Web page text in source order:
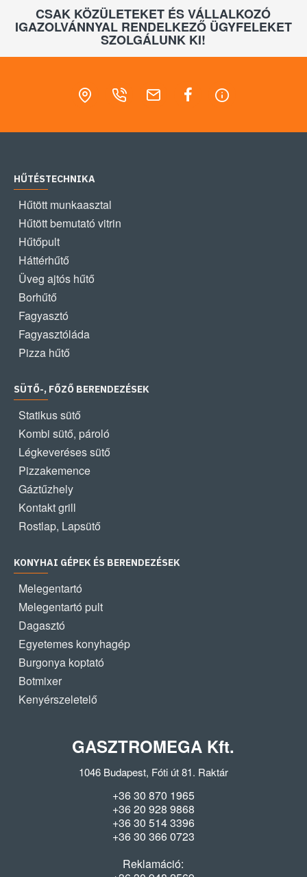
CSAK KÖZÜLETEKET ÉS VÁLLALKOZÓ
IGAZOLVÁNNYAL RENDELKEZŐ ÜGYFELEKET
SZOLGÁLUNK KI!
HŰTÉSTECHNIKA
Hűtött munkaasztal
Hűtött bemutató vitrin
Hűtőpult
Háttérhűtő
Üveg ajtós hűtő
Borhűtő
Fagyasztó
Fagyasztóláda
Pizza hűtő
SÜTŐ-, FŐZŐ BERENDEZÉSEK
Statikus sütő
Kombi sütő, pároló
Légkeveréses sütő
Pizzakemence
Gáztűzhely
Kontakt grill
Rostlap, Lapsütő
KONYHAI GÉPEK ÉS BERENDEZÉSEK
Melegentartó
Melegentartó pult
Dagasztó
Egyetemes konyhagép
Burgonya koptató
Botmixer
Kenyérszeletelő
GASZTROMEGA Kft.
1046 Budapest, Fóti út 81. Raktár
+36 30 870 1965
+36 20 928 9868
+36 30 514 3396
+36 30 366 0723
Reklamáció: